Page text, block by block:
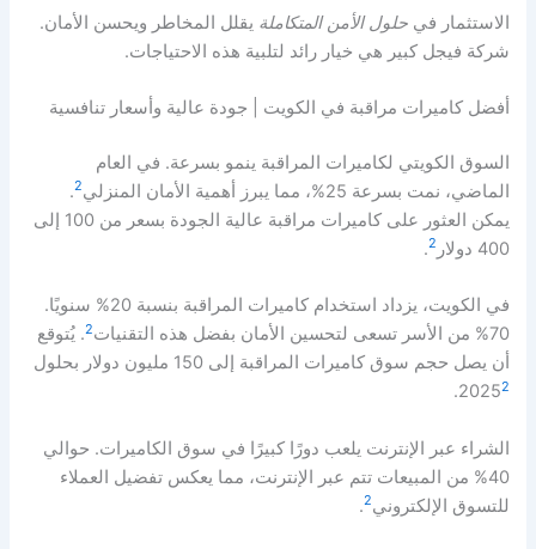
الاستثمار فيحلول الأمن المتكاملة يقلل المخاطر ويحسن الأمان.
شركة فيجل كبير هي خيار رائد لتلبية هذه الاحتياجات.
أفضل كاميرات مراقبة في الكويت | جودة عالية وأسعار تنافسية
السوق الكويتي لكاميرات المراقبة ينمو بسرعة. في العام
الماضي، نمت بسرعة 25%، مما يبرز أهمية الأمان المنزلي
2
.
يمكن العثور على كاميرات مراقبة عالية الجودة بسعر من 100 إلى
400 دولار
2
.
في الكويت، يزداد استخدام كاميرات المراقبة بنسبة 20% سنويًا.
70% من الأسر تسعى لتحسين الأمان بفضل هذه التقنيات
2. يُتوقع
أن يصل حجم سوق كاميرات المراقبة إلى 150 مليون دولار بحلول
20252
.
الشراء عبر الإنترنت يلعب دورًا كبيرًا في سوق الكاميرات. حوالي
40% من المبيعات تتم عبر الإنترنت، مما يعكس تفضيل العملاء
للتسوق الإلكتروني2
.